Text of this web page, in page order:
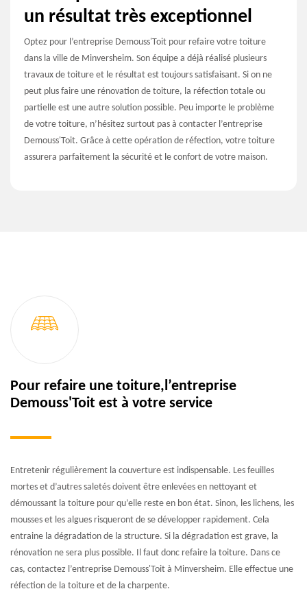
un résultat très exceptionnel
Optez pour l’entreprise Demouss'Toit pour refaire votre toiture
dans la ville de Minversheim. Son équipe a déjà réalisé plusieurs
travaux de toiture et le résultat est toujours satisfaisant. Si on ne
peut plus faire une rénovation de toiture, la réfection totale ou
partielle est une autre solution possible. Peu importe le problème
de votre toiture, n’hésitez surtout pas à contacter l’entreprise
Demouss'Toit. Grâce à cette opération de réfection, votre toiture
assurera parfaitement la sécurité et le confort de votre maison.
Pour refaire une toiture,l’entreprise
Demouss'Toit est à votre service
Entretenir régulièrement la couverture est indispensable. Les feuilles
mortes et d’autres saletés doivent être enlevées en nettoyant et
démoussant la toiture pour qu’elle reste en bon état. Sinon, les lichens, les
mousses et les algues risqueront de se développer rapidement. Cela
entraine la dégradation de la structure. Si la dégradation est grave, la
rénovation ne sera plus possible. Il faut donc refaire la toiture. Dans ce
cas, contactez l’entreprise Demouss'Toit à Minversheim. Elle effectue une
réfection de la toiture et de la charpente.